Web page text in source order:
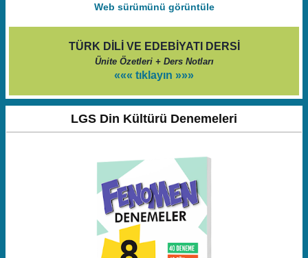
Web sürümünü görüntüle
TÜRK DİLİ VE EDEBİYATI DERSİ
Ünite Özetleri + Ders Notları
««« tıklayın »»»
LGS Din Kültürü Denemeleri